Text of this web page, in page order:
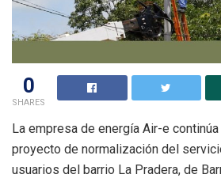
0
SHARES
La empresa de energía Air-e
proyecto de normalización del
usuarios del barrio La Pradera, de